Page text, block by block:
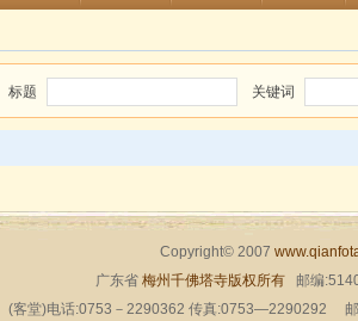
标题 关键词
Copyright© 2007
广东省 梅州千佛塔寺版权所有邮编
(客堂)电话:0753－2290362 传真:0753—2290292